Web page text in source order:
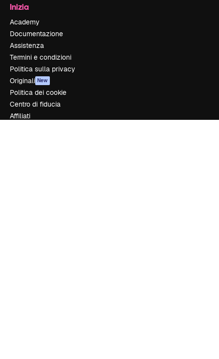
Inizia
Academy
Documentazione
Assistenza
Termini e condizioni
Politica sulla privacy
Originali New
Politica dei cookie
Centro di fiducia
Affiliati